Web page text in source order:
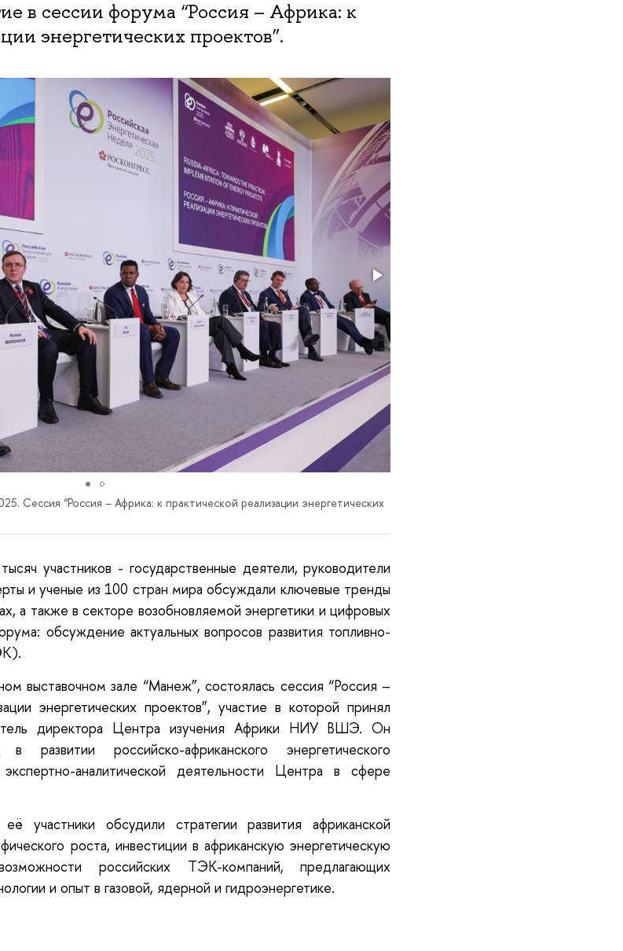
в сессии форума “Россия – Африка: к
энергетических проектов”.
Сессия “Россия – Африка: к практической реализации энергетических
участников - государственные деятели, руководители
и ученые из 100 стран мира обсуждали ключевые тренды
а также в секторе возобновляемой энергетики и цифровых
обсуждение актуальных вопросов развития топливно-
выставочном зале “Манеж”, состоялась сессия “Россия –
энергетических проектов”, участие в которой принял
директора Центра изучения Африки НИУ ВШЭ. Он
российско-африканского энергетического
аналитической деятельности Центра в сфере
обсудили стратегии развития африканской
роста, инвестиции в африканскую энергетическую
российских ТЭК-компаний, предлагающих
и опыт в газовой, ядерной и гидроэнергетике.